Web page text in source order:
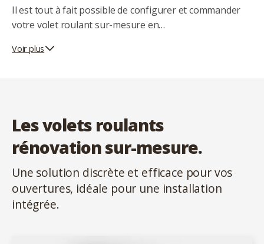
Il est tout à fait possible de configurer et commander
votre volet roulant sur-mesure en…
Voir plus
Les volets roulants
rénovation sur-mesure.
Une solution discrète et efficace pour vos
ouvertures, idéale pour une installation
intégrée.